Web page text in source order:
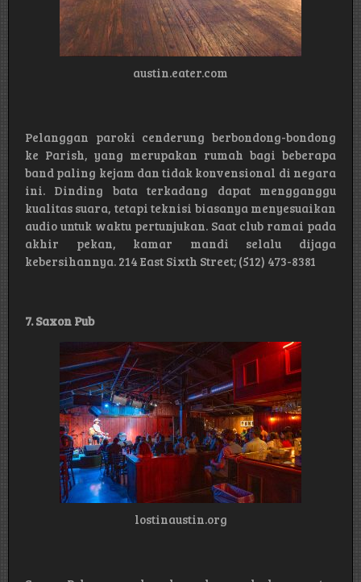
austin.eater.com
Pelanggan paroki cenderung berbondong-bondong
ke Parish, yang merupakan rumah bagi beberapa
band paling kejam dan tidak konvensional di negara
ini. Dinding bata terkadang dapat mengganggu
kualitas suara, tetapi teknisi biasanya menyesuaikan
audio untuk waktu pertunjukan. Saat club ramai pada
akhir pekan, kamar mandi selalu dijaga
kebersihannya. 214 East Sixth Street; (512) 473-8381
7. Saxon Pub
lostinaustin.org